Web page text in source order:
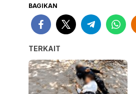
BAGIKAN
TERKAIT